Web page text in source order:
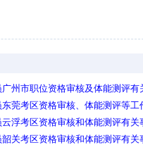
州市职位资格审核及体能测评有
莞考区资格审核、体能测评等工
浮考区资格审核和体能测评有关
关考区资格审核和体能测评有关